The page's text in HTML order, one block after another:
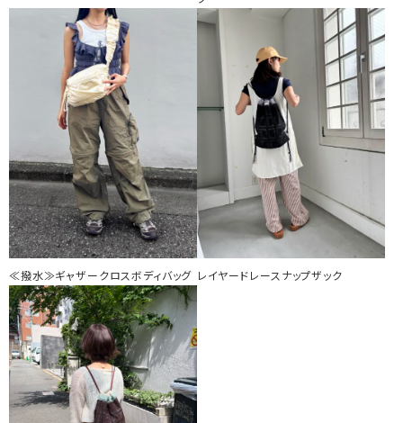
≪撥水≫ギャザークロスボディバッグ レイヤードレースナップザック